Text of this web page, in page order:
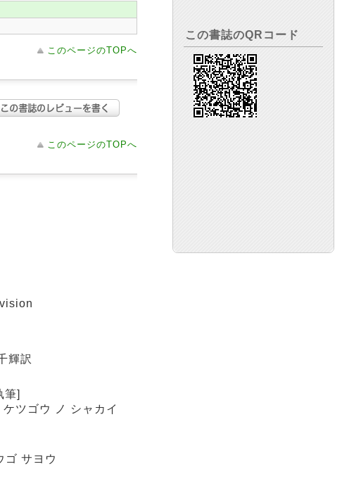
このページのTOPへ
このページのTOPへ
輝訳
筆]
ツゴウ ノ シャカイ
ゴ サヨウ
この書誌のQRコード